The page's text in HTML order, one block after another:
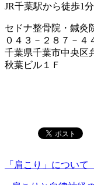
JR千葉駅から徒歩1分
セドナ整骨院・鍼
０４３－２８７－４
千葉県千葉市中央区
秋葉ビル１Ｆ
「肩こり」につい